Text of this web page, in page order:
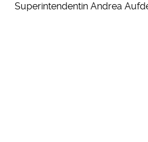
Superintendentin Andrea